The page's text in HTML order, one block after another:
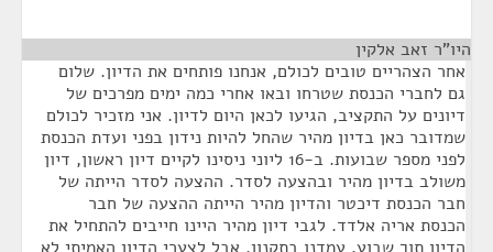
היו"ר זאב אלקין
אחר הצהריים טובים לכולם, אנחנו פותחים את הדיון. שלום
גם לחברי הכנסת שטרחו ובאו אחרי כמה ימים מפרכים של
דיונים על התקציב, הגיעו לכאן היום לדיון. אני מזכיר לכולם
שמדובר כאן בדיון מהיר שהחל להיות נידון בפני ועדת הכנסת
לפני מספר שבועות. ב-16 ליוני ניסינו לקיים דיון ראשון, דיון
משולב בדיון מהיר ובהצעה לסדר. ההצעה לסדר הייתה של
חבר הכנסת דיכטר והדיון מהיר הייתה ההצעה של חבר
הכנסת אריה אלדד. לגבי דיון מהיר היינו חייבים להתחיל את